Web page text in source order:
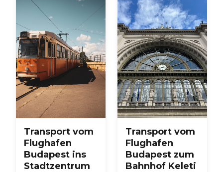
Transport vom
Flughafen
Budapest ins
Stadtzentrum
Transport vom
Flughafen
Budapest zum
Bahnhof Keleti